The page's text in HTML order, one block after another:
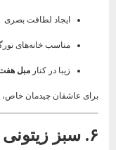
ایجاد لطافت بصری
مناسب خانه‌های
زیبا در کنارمبل هفت
برای عاشقان چیدمان خاص،
۶. سبز